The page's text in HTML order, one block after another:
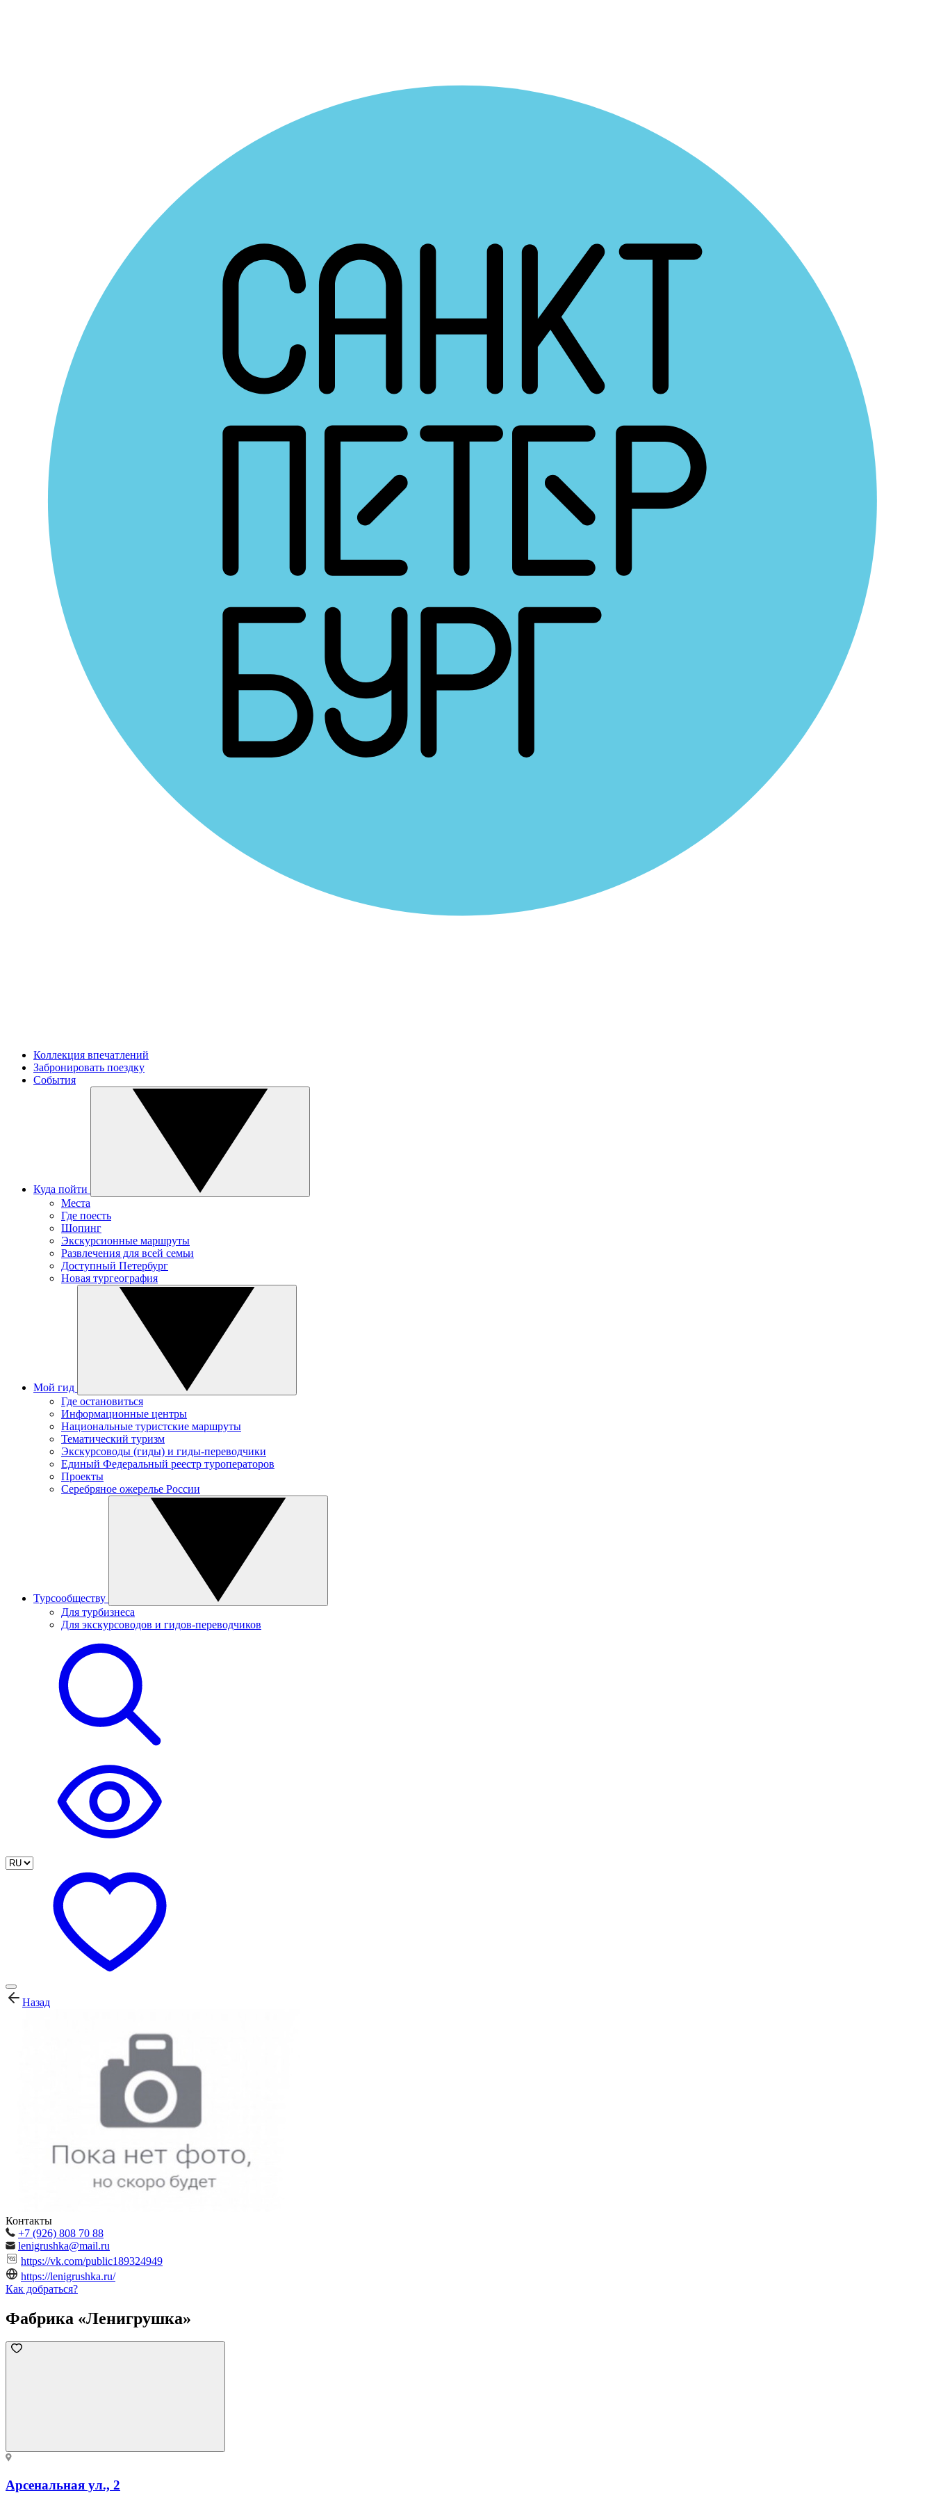
Коллекция впечатлений
Забронировать поездку
События
Куда пойти
Места
Где поесть
Шопинг
Экскурсионные маршруты
Развлечения для всей семьи
Доступный Петербург
Новая тургеография
Мой гид
Где остановиться
Информационные центры
Национальные туристские маршруты
Тематический туризм
Экскурсоводы (гиды) и гиды-переводчики
Единый Федеральный реестр туроператоров
Проекты
Серебряное ожерелье России
Турсообществу
Для турбизнеса
Для экскурсоводов и гидов-переводчиков
Назад
Контакты
+7 (926) 808 70 88
lenigrushka@mail.ru
https://vk.com/public189324949
https://lenigrushka.ru/
Как добраться?
Фабрика «Ленигрушка»
Арсенальная ул., 2